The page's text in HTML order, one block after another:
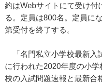
約はWebサイトにて受け付
る。定員は800名。定員に
第受付を終了する。
「名門私立小学校最新入
に行われた2020年度の小
校の入試問題速報と最新合